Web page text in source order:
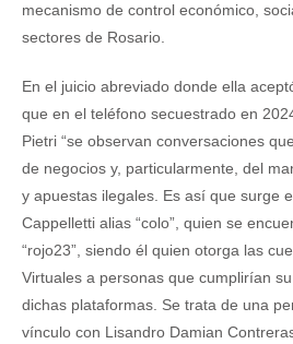
mecanismo de control económico,
sectores de Rosario.
En el juicio abreviado donde ella
que en el teléfono secuestrado en
Pietri “se observan conversaciones
de negocios y, particularmente, del
y apuestas ilegales. Es así que surge
Cappelletti alias “colo”, quien se
“rojo23”, siendo él quien otorga las
Virtuales a personas que cumplirían su
dichas plataformas. Se trata de una
vínculo con Lisandro Damian